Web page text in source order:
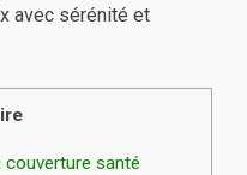
avec sérénité et
santé